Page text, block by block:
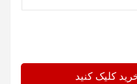
کلیک کنید